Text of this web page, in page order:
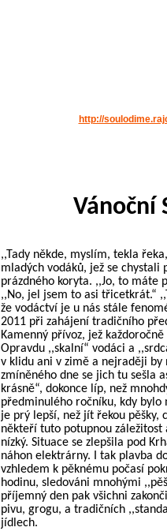
http://
Vánoční
,,Tady někde, myslím, tekla
mladých vodáků, jež se
prázdného koryta. ,,Jo, to máte
,,No, jel jsem to asi třicetkrát.“
že vodáctví je u nás stále
2011 při zahájení tradičního
Kamenný přívoz, jež
Opravdu ,,skalní“ vodáci a
v klidu ani v zimě a nejraději by
zmíněného dne se jich tu sešla
krásně“, dokonce líp, než
předminulého ročníku, kdy bylo
je prý lepší, než jít řekou pěšky,
někteří tuto potupnou záležitost
nízký. Situace se zlepšila pod
náhon elektrárny. I tak plavba
vzhledem k pěknému počasí
hodinu, sledováni mnohými
příjemný den pak všichni
pivu, grogu, a tradičních
jídlech.